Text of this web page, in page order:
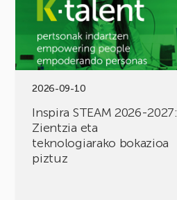
2026-09-10
Inspira STEAM 2026-2027:
Zientzia eta
teknologiarako bokazioa
piztuz
Zientzia
eta
teknologiarako
bokazioa